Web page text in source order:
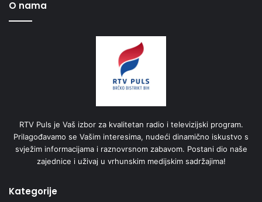
O nama
RTV Puls je Vaš izbor za kvalitetan radio i televizijski program.
Prilagođavamo se Vašim interesima, nudeći dinamično iskustvo s
svježim informacijama i raznovrsnom zabavom. Postani dio naše
zajednice i uživaj u vrhunskim medijskim sadržajima!
Kategorije